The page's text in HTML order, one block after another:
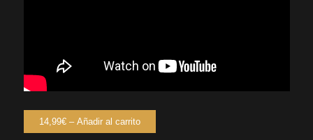
14,99€ – Añadir al carrito